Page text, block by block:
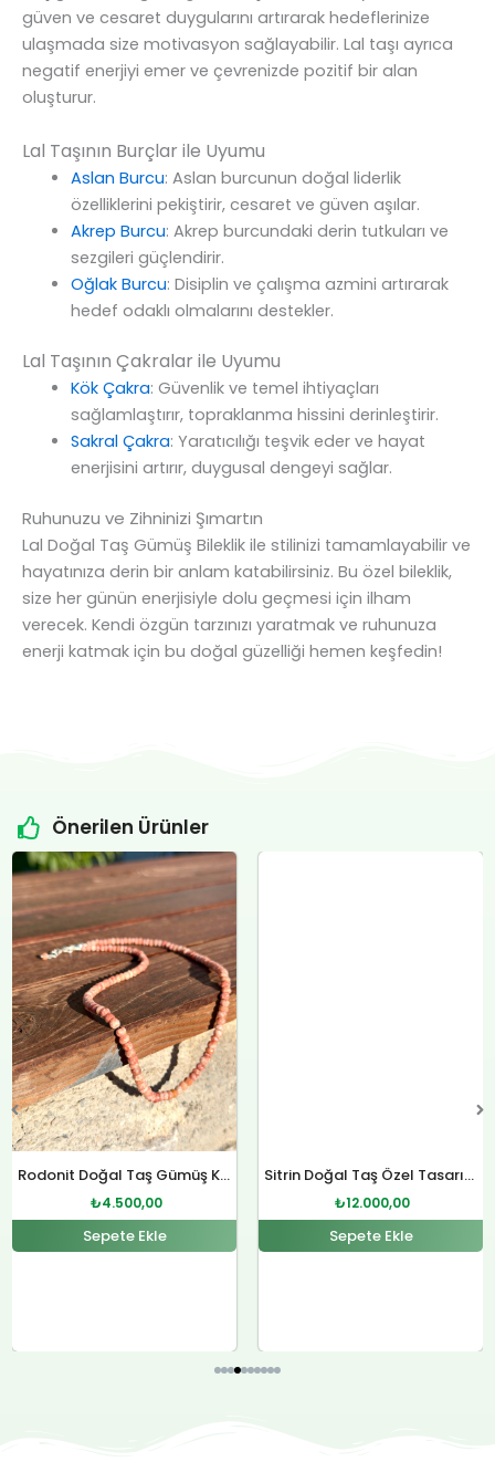
güven ve cesaret duygularını artırarak hedeflerinize
ulaşmada size motivasyon sağlayabilir. Lal taşı ayrıca
negatif enerjiyi emer ve çevrenizde pozitif bir alan
oluşturur.
Lal Taşının Burçlar ile Uyumu
Aslan Burcu: Aslan burcunun doğal liderlik
özelliklerini pekiştirir, cesaret ve güven aşılar.
Akrep Burcu: Akrep burcundaki derin tutkuları ve
sezgileri güçlendirir.
Oğlak Burcu: Disiplin ve çalışma azmini artırarak
hedef odaklı olmalarını destekler.
Lal Taşının Çakralar ile Uyumu
Kök Çakra: Güvenlik ve temel ihtiyaçları
sağlamlaştırır, topraklanma hissini derinleştirir.
Sakral Çakra: Yaratıcılığı teşvik eder ve hayat
enerjisini artırır, duygusal dengeyi sağlar.
Ruhunuzu ve Zihninizi Şımartın
Lal Doğal Taş Gümüş Bileklik ile stilinizi tamamlayabilir ve
hayatınıza derin bir anlam katabilirsiniz. Bu özel bileklik,
size her günün enerjisiyle dolu geçmesi için ilham
verecek. Kendi özgün tarzınızı yaratmak ve ruhunuza
enerji katmak için bu doğal güzelliği hemen keşfedin!
Önerilen Ürünler
Rodonit Doğal Taş Gümüş Kolye
Orijinal
fiyat:
₺4.800,00.
₺4.500,00
Şu
andaki
fiyat:
₺4.500,00.
Sepete Ekle